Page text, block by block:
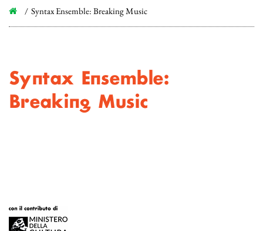
Syntax Ensemble: Breaking Music
Syntax Ensemble:
Breaking Music